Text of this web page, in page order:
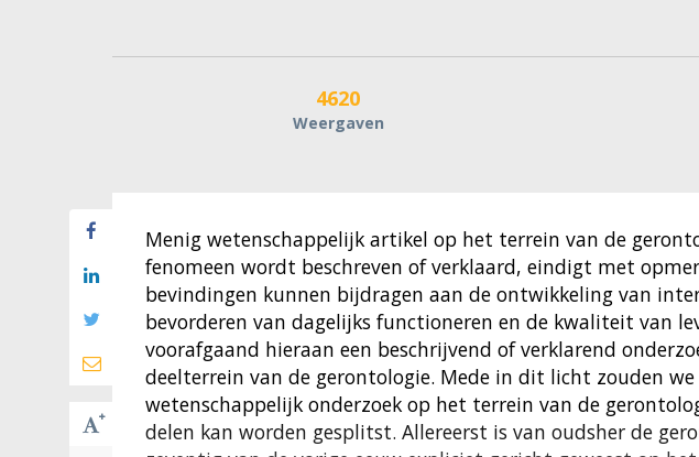
4620
Weergaven
Menig wetenschappelijk artikel op het terrein van de
fenomeen wordt beschreven of verklaard, eindigt met
bevindingen kunnen bijdragen aan de ontwikkeling van
bevorderen van dagelijks functioneren en de kwaliteit van
voorafgaand hieraan een beschrijvend of verklarend
deelterrein van de gerontologie. Mede in dit licht zouden
wetenschappelijk onderzoek op het terrein van de
delen kan worden gesplitst. Allereerst is van oudsher de